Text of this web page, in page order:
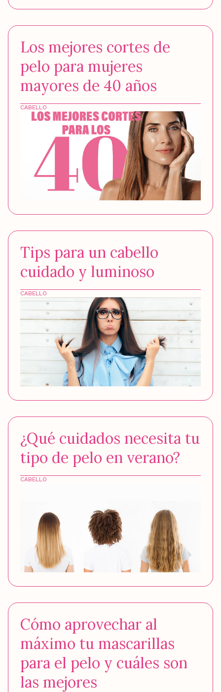
CABELLO
Los mejores cortes de
pelo para mujeres
mayores de 40 años
CABELLO
Tips para un cabello
cuidado y luminoso
CABELLO
¿Qué cuidados necesita tu
tipo de pelo en verano?
Cómo aprovechar al
máximo tu mascarillas
para el pelo y cuáles son
las mejores